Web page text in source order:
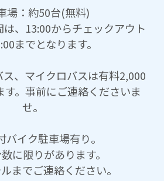
場：約50台(無料)
は、13:00からチェックアウト
までとなります。
、マイクロバスは有料2,000
す。事前にご連絡くださいま
せ。
バイク駐車場有り。
に限りがあります。
までご連絡ください。